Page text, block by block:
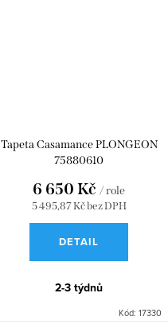
Tapeta Casamance PLONGEON
75880610
5 495,87 Kč bez DPH
6 650 Kč / role
DETAIL
2-3 týdnů
Kód: 17330